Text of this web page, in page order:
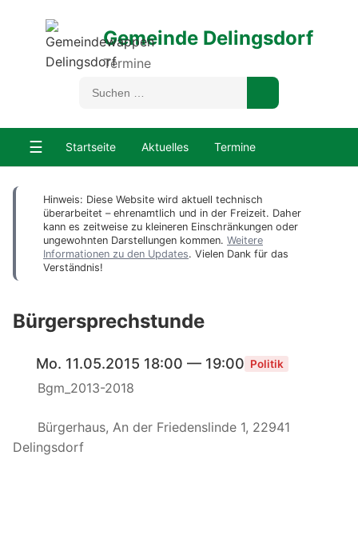
Gemeinde Delingsdorf
Termine
☰ Startseite Aktuelles Termine
Hinweis: Diese Website wird aktuell technisch
überarbeitet – ehrenamtlich und in der Freizeit. Daher
kann es zeitweise zu kleineren Einschränkungen oder
ungewohnten Darstellungen kommen. Weitere
Informationen zu den Updates. Vielen Dank für das
Verständnis!
Bürgersprechstunde
Mo. 11.05.2015 18:00 — 19:00 Politik
Bgm_2013-2018
Bürgerhaus, An der Friedenslinde 1, 22941
Delingsdorf